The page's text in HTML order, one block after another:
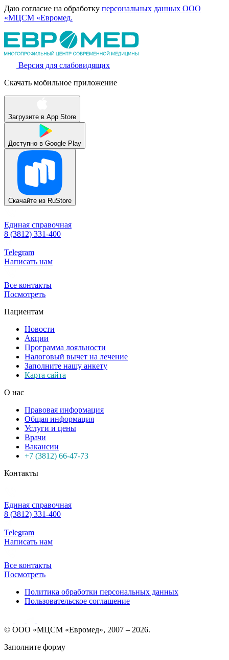
Даю согласие на обработку персональных данных ООО
«МЦСМ «Евромед.
Версия для слабовидящих
Скачать мобильное приложение
Загрузите в App Store
Доступно в Google Play
Скачайте из RuStore
Единая справочная
8 (3812) 331-400
Telegram
Написать нам
Все контакты
Посмотреть
Пациентам
Новости
Акции
Программа лояльности
Налоговый вычет на лечение
Заполните нашу анкету
Карта сайта
О нас
Правовая информация
Общая информация
Услуги и цены
Врачи
Вакансии
+7 (3812) 66-47-73
Контакты
Единая справочная
8 (3812) 331-400
Telegram
Написать нам
Все контакты
Посмотреть
Политика обработки персональных данных
Пользовательское соглашение
© ООО «МЦСМ «Евромед», 2007 – 2026.
Заполните форму